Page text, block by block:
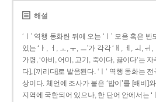
해설
‘ㅣ’ 역행 동화란 뒤에 오는 ‘ㅣ’ 모음 혹은 반
있는 ‘ㅏ, ㅓ, ㅗ, ㅜ, ㅡ’가 각각 ‘ㅐ, ㅔ, ㅚ,
가령, ‘아비, 어미, 고기, 죽이다, 끓이다’는
다], [끼리다]로 발음된다. ‘ㅣ’ 역행 동화는
상이다. 체언에 조사가 붙은 ‘밥이’를 [배비]
지역에 국한되어 있으나, 한 단어 안에서는 ‘